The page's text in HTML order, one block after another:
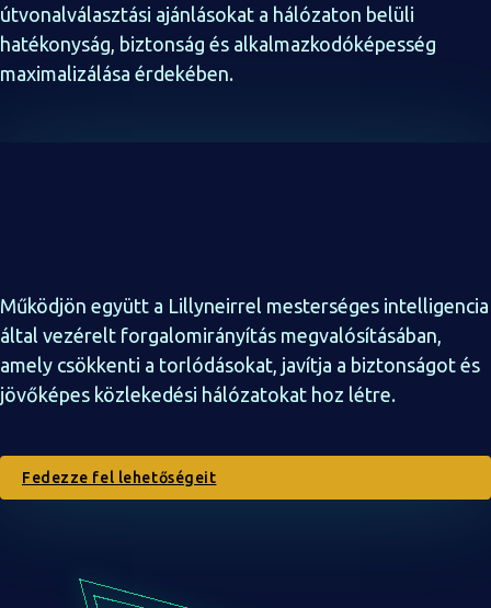
útvonalválasztási ajánlásokat a hálózaton belüli
hatékonyság, biztonság és alkalmazkodóképesség
maximalizálása érdekében.
Működjön együtt a Lillyneirrel mesterséges intelligencia
által vezérelt forgalomirányítás megvalósításában,
amely csökkenti a torlódásokat, javítja a biztonságot és
jövőképes közlekedési hálózatokat hoz létre.
Fedezze fel lehetőségeit